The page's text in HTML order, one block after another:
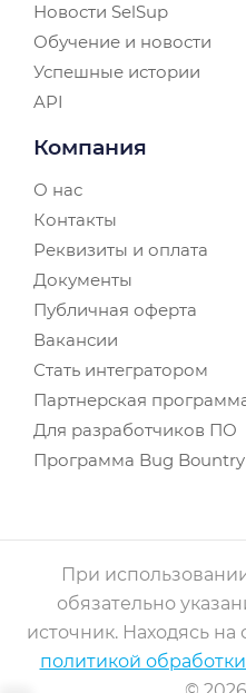
Новости SelSup
Обучение и новости
Успешные истории
API
Компания
О нас
Контакты
Реквизиты и оплата
Документы
Публичная оферта
Вакансии
Стать интегратором
Партнерская
Для разработчиков ПО
Программа Bug Bountry
При
обязательно
источник. Находясь на
политикой